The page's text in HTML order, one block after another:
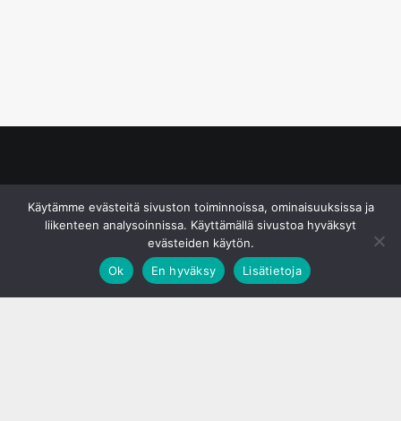
Käytämme evästeitä sivuston toiminnoissa, ominaisuuksissa ja
liikenteen analysoinnissa. Käyttämällä sivustoa hyväksyt
evästeiden käytön.
Ok
En hyväksy Lisätietoja